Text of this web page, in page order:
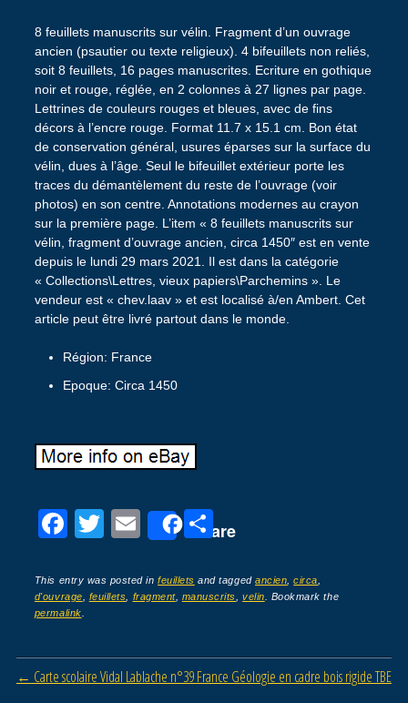
8 feuillets manuscrits sur vélin. Fragment d’un ouvrage
ancien (psautier ou texte religieux). 4 bifeuillets non reliés,
soit 8 feuillets, 16 pages manuscrites. Ecriture en gothique
noir et rouge, réglée, en 2 colonnes à 27 lignes par page.
Lettrines de couleurs rouges et bleues, avec de fins
décors à l’encre rouge. Format 11.7 x 15.1 cm. Bon état
de conservation général, usures éparses sur la surface du
vélin, dues à l’âge. Seul le bifeuillet extérieur porte les
traces du démantèlement du reste de l’ouvrage (voir
photos) en son centre. Annotations modernes au crayon
sur la première page. L’item « 8 feuillets manuscrits sur
vélin, fragment d’ouvrage ancien, circa 1450″ est en vente
depuis le lundi 29 mars 2021. Il est dans la catégorie
« Collections\Lettres, vieux papiers\Parchemins ». Le
vendeur est « chev.laav » et est localisé à/en Ambert. Cet
article peut être livré partout dans le monde.
Région: France
Epoque: Circa 1450
F
c
e
o
T
tt
er
E
ail
Share
P
ta
g
This entry was posted infeuillets and taggedancien ,circa
d'ouvrage
feuillets fragment, manuscrits ,velin . Bookmark the
permalink
Post navigation
← Carte scolaire Vidal Lablache n°39 France Géologie en cadre bois rigide TBE